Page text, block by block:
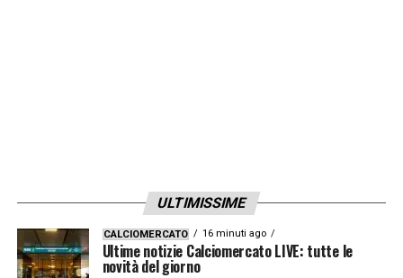
ULTIMISSIME
CALCIOMERCATO 16 minuti ago
Ultime notizie Calciomercato LIVE: tutte le
novità del giorno